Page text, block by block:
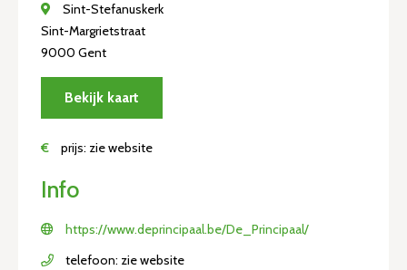
Sint-Stefanuskerk
Sint-Margrietstraat
9000 Gent
Bekijk kaart
€ prijs: zie website
Info
https://www.deprincipaal.be/De_Principaal/
telefoon: zie website